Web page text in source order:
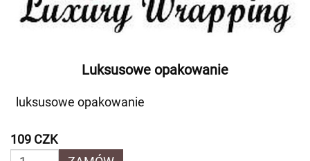
Luksusowe opakowanie
luksusowe opakowanie
109 CZK